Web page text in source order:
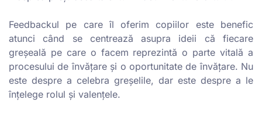
Feedbackul pe care îl oferim copiilor este benefic
atunci când se centrează asupra ideii că fiecare
greșeală pe care o facem reprezintă o parte vitală a
procesului de învățare și o oportunitate de învățare. Nu
este despre a celebra greșelile, dar este despre a le
înțelege rolul și valențele.